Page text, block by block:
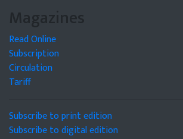
Magazines
Read Online
Subscription
Circulation
Tariff
Subscribe to print edition
Subscribe to digital edition